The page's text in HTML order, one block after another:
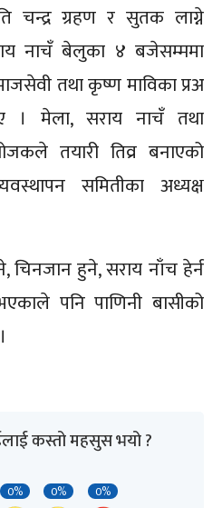
चन्द्र ग्रहण र सुतक लाग्ने
नाचँ बेलुका ४ बजेसम्ममा
तथा कृष्ण माविका प्रअ
। मेला, सराय नाचँ तथा
तयारी तिव्र बनाएको
समितीका अध्यक्ष
हुने, सराय नाँच हेर्न
पनि पाणिनी बासीको
कस्तो महसुस भयो ?
0% 0% 0%